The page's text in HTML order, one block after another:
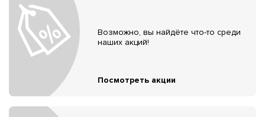
Возможно, вы найдёте что-то среди
наших акций!
Посмотреть акции